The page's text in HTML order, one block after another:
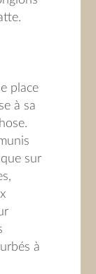
place
à sa
sur
à